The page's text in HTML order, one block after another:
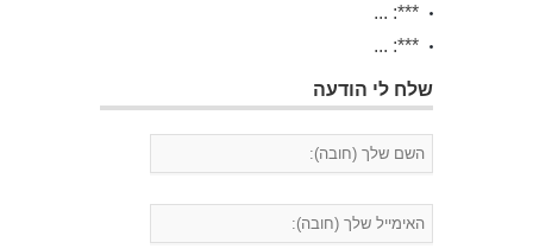
***: ...
***: ...
שלח לי הודעה